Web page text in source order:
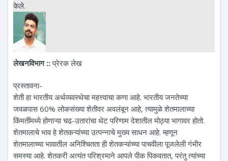
केले.
लेखनविभाग ::प्रेरक लेख
प्रस्तावना-
शेती हा भारतीय अर्थव्यवस्थेचा महत्त्वाचा कणा आहे. भारतीय जनतेच्या
जवळपास 60% लोकसंख्या शेतीवर अवलंबून आहे, त्यामुळे शेतमालाच्या
किंमतींमध्ये होणाऱ्या चढ-उतारांचा थेट परिणाम देशातील मोठ्या भागावर होतो.
शेतमालाचे भाव हे शेतकऱ्यांच्या उत्पन्नाचे मुख्य साधन आहे. म्हणून
शेतमालाच्या भावातील अनिश्चितता ही शेतकऱ्यांच्या पाचवीला पूजलेली गंभीर
समस्या आहे. शेतकरी अत्यंत परिश्रमाने आपले पीक पिकवतात, परंतु त्यांच्या